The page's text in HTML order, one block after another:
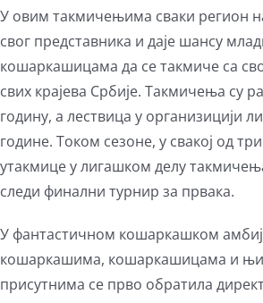
У овим такмичењима сваки регион
свог представника и даје шансу
кошаркашицама да се такмиче са
свих крајева Србије. Такмичења су
годину, а лествица у организицији
године. Током сезоне, у свакој од
утакмице у лигашком делу
следи финални турнир за првака.
У фантастичном кошаркашком
кошаркашима, кошаркашицама и
присутнима се прво обратила